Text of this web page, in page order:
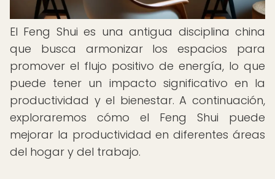
El Feng Shui es una antigua disciplina china
que busca armonizar los espacios para
promover el flujo positivo de energía, lo que
puede tener un impacto significativo en la
productividad y el bienestar. A continuación,
exploraremos cómo el Feng Shui puede
mejorar la productividad en diferentes áreas
del hogar y del trabajo.